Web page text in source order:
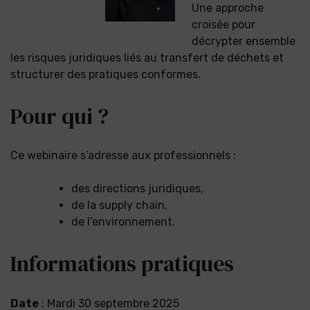
Une approche
croisée pour
décrypter ensemble
les risques juridiques liés au transfert de déchets et
structurer des pratiques conformes.
Pour qui ?
Ce webinaire s’adresse aux professionnels :
des directions juridiques,
de la supply chain,
de l’environnement.
Informations pratiques
Date : Mardi 30 septembre 2025